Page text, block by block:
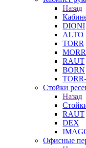
Назад
DIONI
ALTO
TORR
RAUT
BORN
Стойки
Назад
RAUT
DEX
Офисные